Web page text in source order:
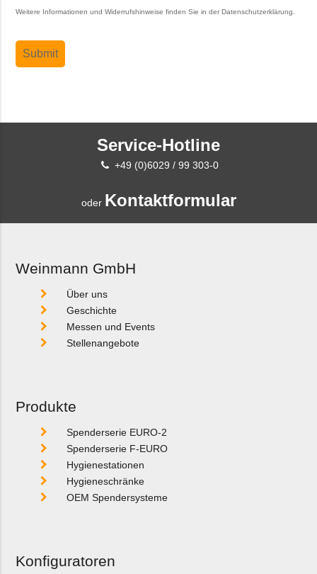
Weitere Informationen und Widerrufshinweise finden Sie in derDatenschutzerklärung
Service-Hotline
+49 (0)6029 / 99 303-0
oder Kontaktformular
Weinmann GmbH
Über uns
Geschichte
Messen und Events
Stellenangebote
Produkte
Spenderserie EURO-2
Spenderserie F-EURO
Hygienestationen
Hygieneschränke
OEM Spendersysteme
Konfiguratoren